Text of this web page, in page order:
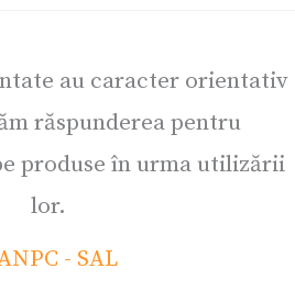
au caracter orientativ
răspunderea pentru
produse în urma utilizării
lor.